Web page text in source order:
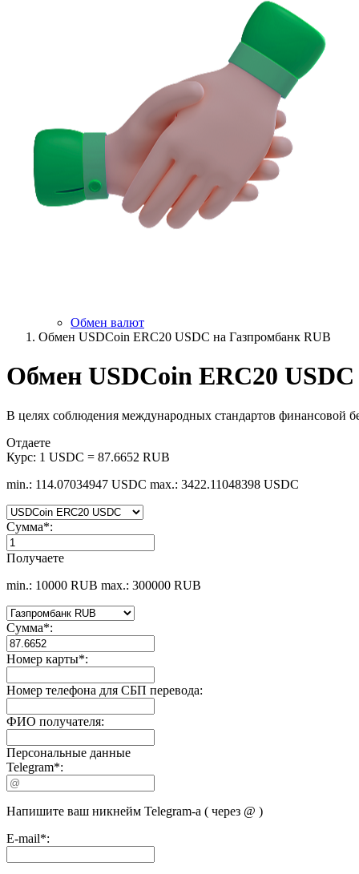
Обмен валют
Обмен USDCoin ERC20 USDC на Газпромбанк RUB
Обмен USDCoin ERC20
В целях соблюдения международных стандартов финансовой
Отдаете
Курс: 1 USDC = 87.6652 RUB
min.: 114.07034947 USDC max.: 3422.11048398 USDC
Сумма*:
Получаете
min.: 10000 RUB max.: 300000 RUB
Сумма*:
Номер карты*:
Номер телефона для СБП перевода:
ФИО получателя:
Персональные данные
Telegram*:
Напишите ваш никнейм Telegram-а ( через @ )
E-mail*: